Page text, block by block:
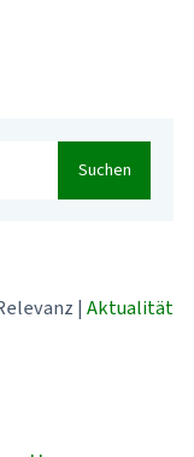
Suchen
| Aktualität